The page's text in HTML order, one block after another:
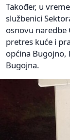
Također, u
službenici
osnovu naredbe
pretres kuće i
općina Bugojno,
Bugojna.